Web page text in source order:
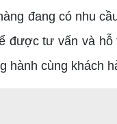
đang có nhu
được tư vấn và
hành cùng khách